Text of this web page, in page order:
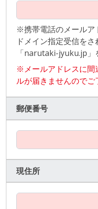
※携帯電話のメールア
ドメイン指定受信を
「narutaki-jyuku.jp」
※メールアドレスに間
ルが届きませんのでご
郵便番号
現住所